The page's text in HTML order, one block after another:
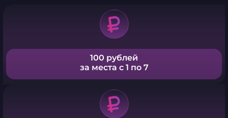
100 рублей
за места с 1 по 7